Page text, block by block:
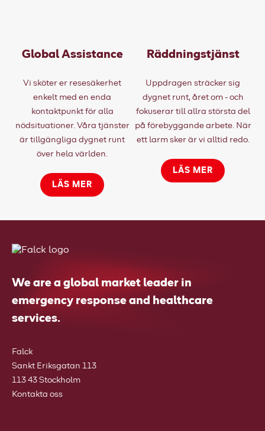
Global Assistance
Vi sköter er resesäkerhet
enkelt med en enda
kontaktpunkt för alla
nödsituationer. Våra tjänster
är tillgängliga dygnet runt
över hela världen.
LÄS MER
Räddningstjänst
Uppdragen sträcker sig
dygnet runt, året om - och
fokuserar till allra största del
på förebyggande arbete. När
ett larm sker är vi alltid redo.
LÄS MER
We are a global market leader in
emergency response and healthcare
services.
Falck
Sankt Eriksgatan 113
113 43 Stockholm
Kontakta oss